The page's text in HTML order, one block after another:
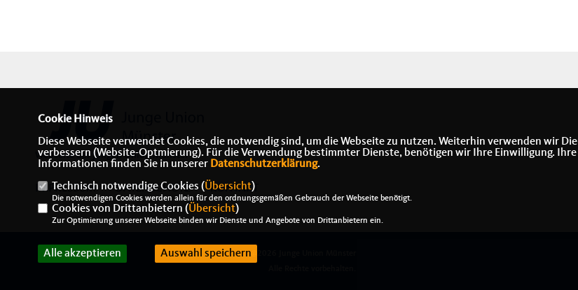
Webseite der Jungen Union Münster
IMPRESSUM DATENSCHUTZ KONTAKT
@2026 Junge Union Münster
Cookie Hinweis
Diese Webseite verwendet Cookies, die notwendig sind, um die Webseite zu nutzen. Weiterhin verwenden wir
verbessern (Website-Optmierung). Für die Verwendung bestimmter Dienste, benötigen wir Ihre Einwilligung.
Informationen finden Sie in unserer Datenschutzerklärung.
Technisch notwendige Cookies (Übersicht)
Die notwendigen Cookies werden allein für den ordnungsgemäßen Gebrauch der Webseite benötigt.
Cookies von Drittanbietern (Übersicht)
Zur Optimierung unserer Webseite binden wir Dienste und Angebote von Drittanbietern ein.
Alle akzeptieren Auswahl speichern